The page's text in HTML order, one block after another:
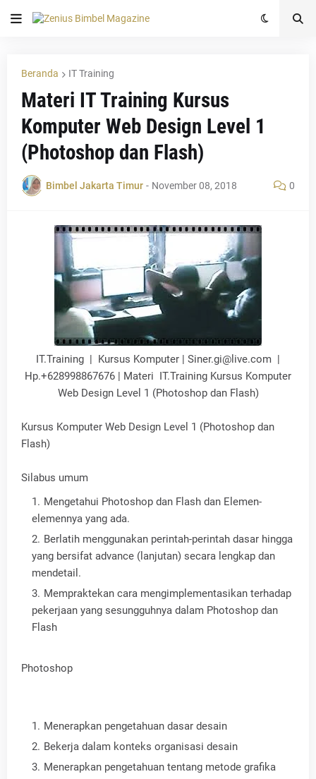
Beranda IT Training
Materi IT Training Kursus
Komputer Web Design Level 1
(Photoshop dan Flash)
Bimbel Jakarta Timur - November 08, 2018 0
IT.Training | Kursus Komputer | Siner.gi@live.com |
Hp.+628998867676 | Materi IT.Training Kursus Komputer
Web Design Level 1 (Photoshop dan Flash)
Kursus Komputer Web Design Level 1 (Photoshop dan
Flash)
Silabus umum
Mengetahui Photoshop dan Flash dan Elemen-
elemennya yang ada.
Berlatih menggunakan perintah-perintah dasar hingga
yang bersifat advance (lanjutan) secara lengkap dan
mendetail.
Mempraktekan cara mengimplementasikan terhadap
pekerjaan yang sesungguhnya dalam Photoshop dan
Flash
Photoshop
Menerapkan pengetahuan dasar desain
Bekerja dalam konteks organisasi desain
Menerapkan pengetahuan tentang metode grafika